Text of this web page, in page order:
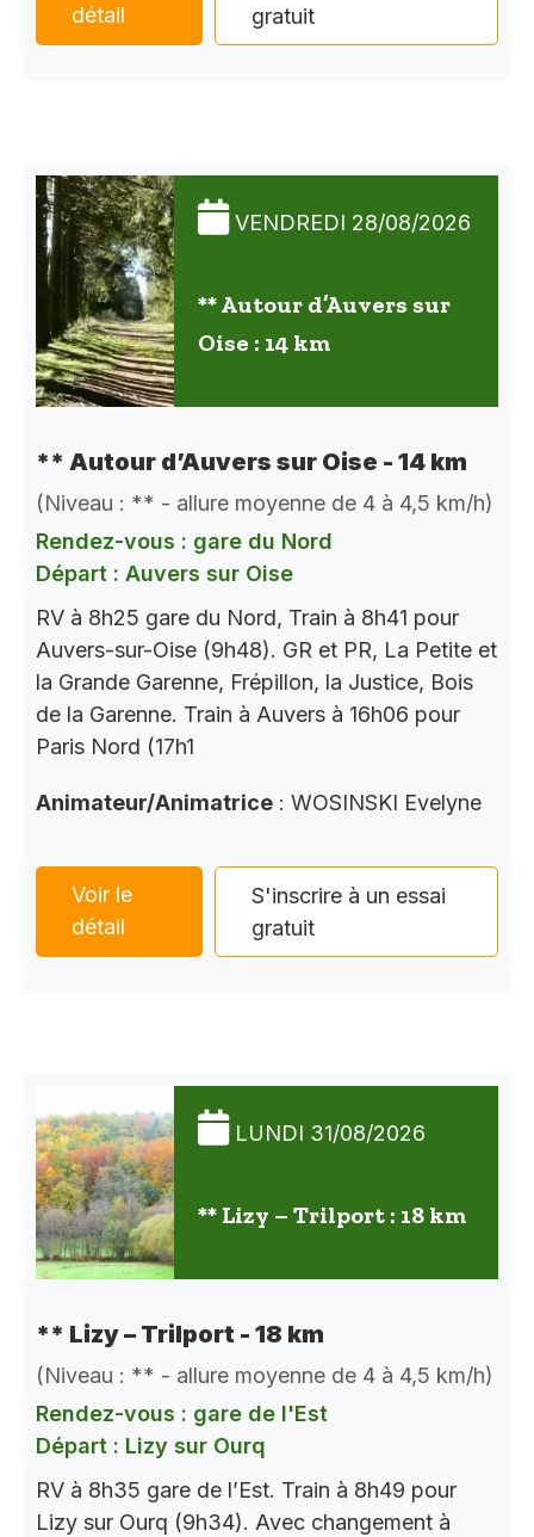
détail
gratuit
VENDREDI 28/08/2026
** Autour d’Auvers sur
Oise : 14 km
** Autour d’Auvers sur Oise - 14 km
(Niveau : ** - allure moyenne de 4 à 4,5 km/h)
Rendez-vous : gare du Nord
Départ : Auvers sur Oise
RV à 8h25 gare du Nord, Train à 8h41 pour
Auvers-sur-Oise (9h48). GR et PR, La Petite et
la Grande Garenne, Frépillon, la Justice, Bois
de la Garenne. Train à Auvers à 16h06 pour
Paris Nord (17h1
Animateur/Animatrice : WOSINSKI Evelyne
Voir le
détail
S'inscrire à un essai
gratuit
LUNDI 31/08/2026
** Lizy – Trilport : 18 km
** Lizy – Trilport - 18 km
(Niveau : ** - allure moyenne de 4 à 4,5 km/h)
Rendez-vous : gare de l'Est
Départ : Lizy sur Ourq
RV à 8h35 gare de l’Est. Train à 8h49 pour
Lizy sur Ourq (9h34). Avec changement à